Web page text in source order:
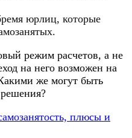
юрлиц, которые
режим расчетов, а не
на него возможен на
же могут быть